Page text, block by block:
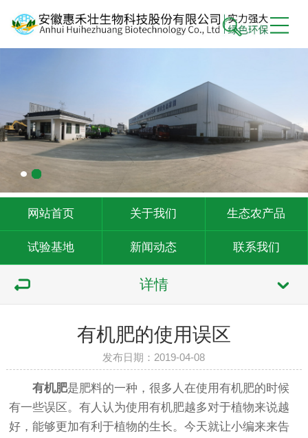
网站首页 关于我们 生态农产品
试验基地 新闻动态 联系我们
详情
有机肥的使用误区
发布日期：2019-04-08
有机肥是肥料的一种，很多人在使用有机肥的时候
有一些误区。有人认为使用有机肥越多对于植物来说越
好，能够更加有利于植物的生长。今天就让小编来来告